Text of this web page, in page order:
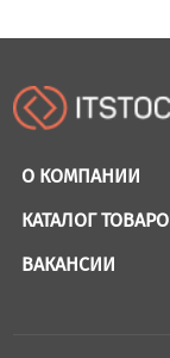
О КОМПАНИИ
КАТАЛОГ
ВАКАНСИИ